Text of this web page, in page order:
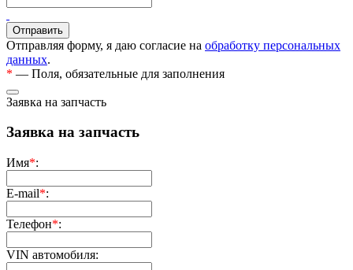
Отправляя форму, я даю согласие на обработку персональных
данных.
* — Поля, обязательные для заполнения
Заявка на запчасть
Заявка на запчасть
Имя*:
E-mail*:
Телефон*:
VIN автомобиля: